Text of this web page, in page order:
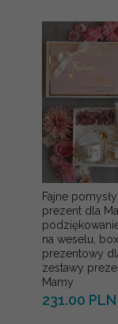
Fajne
prezent dla
na weselu, box
prezentowy
zestawy
Mamy
231.00 PLN